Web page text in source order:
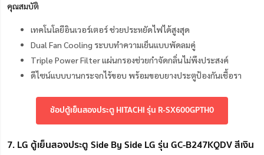
คุณสมบัติ
เทคโนโลยีอินเวอร์เตอร์ ช่วยประหยัดไฟได้สูงสุด
Dual Fan Cooling ระบบทำความเย็นแบบพัดลมคู่
Triple Power Filter แผ่นกรองช่วยกำจัดกลิ่นไม่พึงประสงค์
ดีไซน์แบบบานกระจกไร้ขอบ พร้อมขอบยางประตูป้องกันเชื้อรา
ช้อปตู้เย็นสองประตู HITACHI รุ่น R-SX600GPTH0
7. LG ตู้เย็นสองประตู Side By Side LG รุ่น GC-B247KQDV สีเงิน